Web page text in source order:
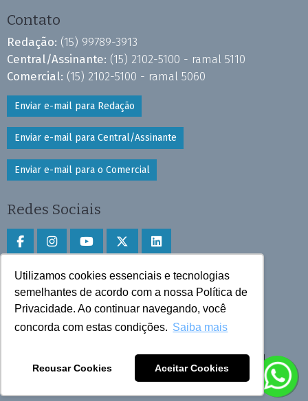
Utilizamos cookies essenciais e tecnologias
semelhantes de acordo com a nossa Política de
Privacidade. Ao continuar navegando, você
concorda com estas condições. Saiba mais
Recusar Cookies Aceitar Cookies
Contato
Redação: (15) 99789-3913
Central/Assinante: (15) 2102-5100 - ramal 5110
Comercial: (15) 2102-5100 - ramal 5060
Enviar e-mail para Redação
Enviar e-mail para Central/Assinante
Enviar e-mail para o Comercial
Redes Sociais
Faça download do aplicativo
Play Store e App Store
Todos os direitos reservados © 2025 Cruzeiro do Sul